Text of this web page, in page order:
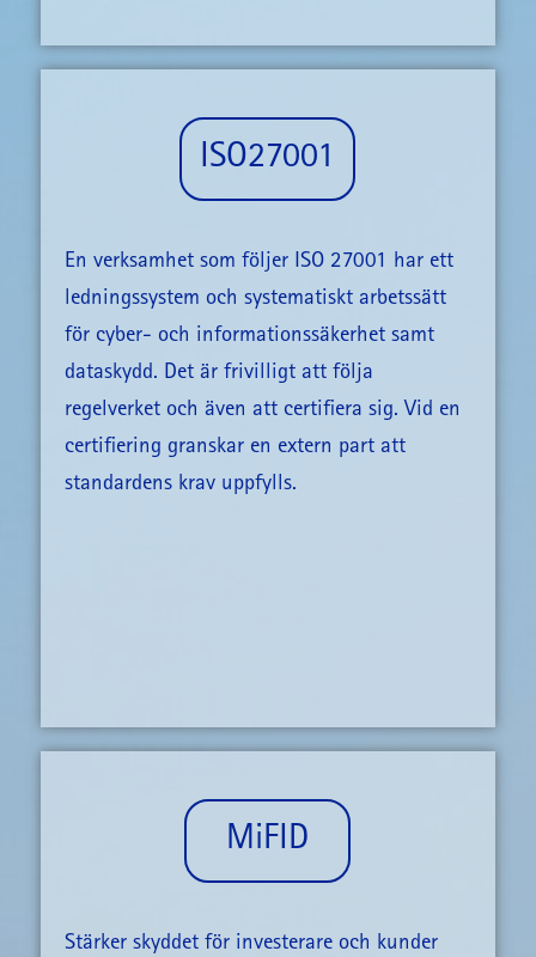
ISO27001
En verksamhet som följer ISO 27001 har ett
ledningssystem och systematiskt arbetssätt
för cyber- och informationssäkerhet samt
dataskydd. Det är frivilligt att följa
regelverket och även att certifiera sig. Vid en
certifiering granskar en extern part att
standardens krav uppfylls.
MiFID
Stärker skyddet för investerare och kunder